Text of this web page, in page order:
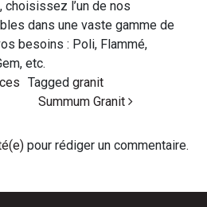
l’un de nos
dans une vaste gamme de
besoins : Poli, Flammé,
etc.
Tagged granit
Summum Granit
pour rédiger un commentaire.